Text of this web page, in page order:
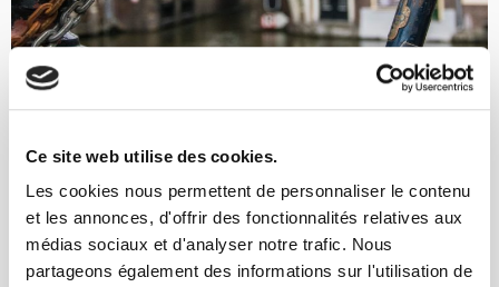
Ce site web utilise des cookies.
Les cookies nous permettent de personnaliser le contenu
et les annonces, d'offrir des fonctionnalités relatives aux
médias sociaux et d'analyser notre trafic. Nous
partageons également des informations sur l'utilisation de